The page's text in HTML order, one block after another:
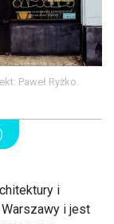
Paweł Ryżko.
i
i jest